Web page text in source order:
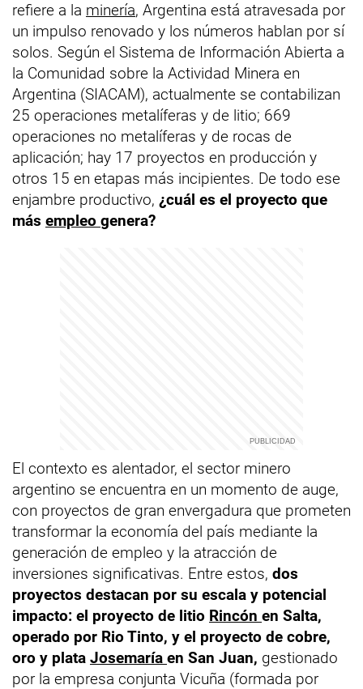
refiere a la minería, Argentina está atravesada por
un impulso renovado y los números hablan por sí
solos. Según el Sistema de Información Abierta a
la Comunidad sobre la Actividad Minera en
Argentina (SIACAM), actualmente se contabilizan
25 operaciones metalíferas y de litio; 669
operaciones no metalíferas y de rocas de
aplicación; hay 17 proyectos en producción y
otros 15 en etapas más incipientes. De todo ese
enjambre productivo, ¿cuál es el proyecto que
más empleo genera?
El contexto es alentador, el sector minero
argentino se encuentra en un momento de auge,
con proyectos de gran envergadura que prometen
transformar la economía del país mediante la
generación de empleo y la atracción de
inversiones significativas. Entre estos, dos
proyectos destacan por su escala y potencial
impacto: el proyecto de litio Rincón en Salta,
operado por Rio Tinto, y el proyecto de cobre,
oro y plata Josemaría en San Juan, gestionado
por la empresa conjunta Vicuña (formada por